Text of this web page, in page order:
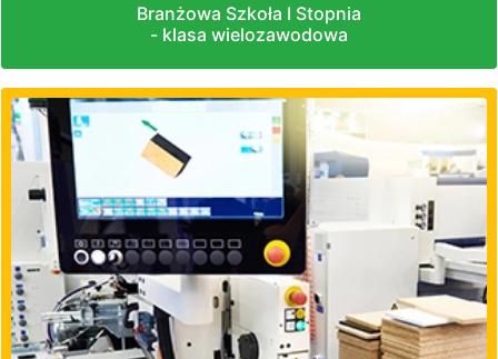
Branżowa Szkoła I Stopnia
- klasa wielozawodowa